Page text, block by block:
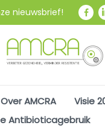
nieuwsbrief!
Over AMCRA Visie
Antibioticagebruik